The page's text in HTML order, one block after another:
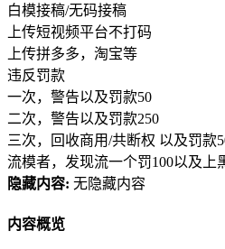
白模接稿/无码接稿
上传短视频平台不打码
上传拼多多，淘宝等
违反罚款
一次，警告以及罚款50
二次，警告以及罚款250
三次，回收商用/共断权 以及罚款
流模者，发现流一个罚100以及上
隐藏内容: 无隐藏内容
内容概览